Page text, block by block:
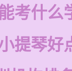
考什么
提琴好